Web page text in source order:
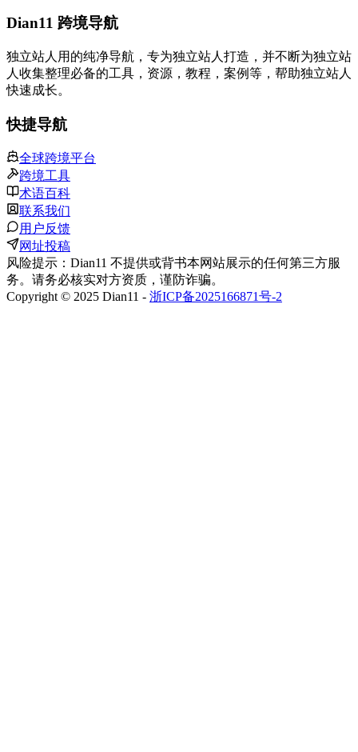
Dian11 跨境导航
独立站人用的纯净导航，专为独立站人打造，并不断为独立站
人收集整理必备的工具，资源，教程，案例等，帮助独立站人
快速成长。
快捷导航
全球跨境平台
跨境工具
术语百科
联系我们
用户反馈
网址投稿
风险提示：Dian11 不提供或背书本网站展示的任何第三方服
务。请务必核实对方资质，谨防诈骗。
Copyright © 2025 Dian11 - 浙ICP备2025166871号-2